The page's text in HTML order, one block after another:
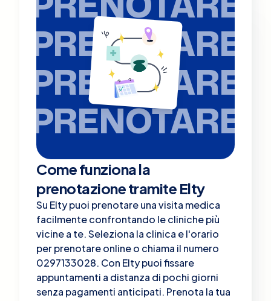
PRENOTARE
PRENOTARE
PRENOTARE
Come funziona la
prenotazione tramite Elty
Su Elty puoi prenotare una visita medica
facilmente confrontando le cliniche più
vicine a te. Seleziona la clinica e l'orario
per prenotare online o chiama il numero
0297133028. Con Elty puoi fissare
appuntamenti a distanza di pochi giorni
senza pagamenti anticipati. Prenota la tua